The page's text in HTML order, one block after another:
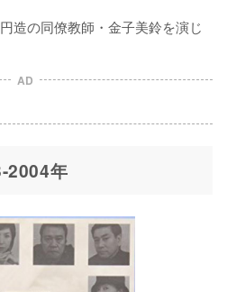
造の同僚教師・金子美鈴を演じ
AD
2004年